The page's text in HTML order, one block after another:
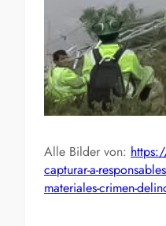
Alle Bilder von:
capturar-a-
materiales-crimen-